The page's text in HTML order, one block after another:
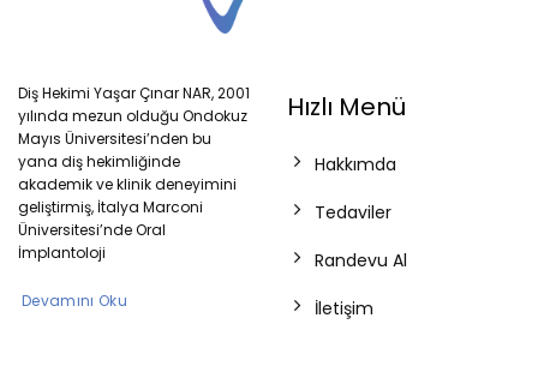
Diş Hekimi Yaşar Çınar NAR, 2001
yılında mezun olduğu Ondokuz
Mayıs Üniversitesi’nden bu
yana diş hekimliğinde
akademik ve klinik deneyimini
geliştirmiş, İtalya Marconi
Üniversitesi’nde Oral
İmplantoloji
Devamını Oku
Hızlı Menü
Hakkımda
Tedaviler
Randevu Al
İletişim